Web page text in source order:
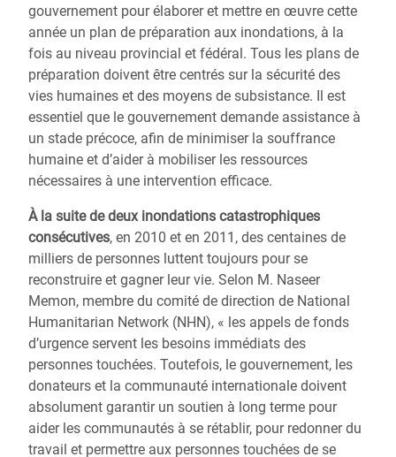
gouvernement pour élaborer et mettre en œuvre cette
année un plan de préparation aux inondations, à la
fois au niveau provincial et fédéral. Tous les plans de
préparation doivent être centrés sur la sécurité des
vies humaines et des moyens de subsistance. Il est
essentiel que le gouvernement demande assistance à
un stade précoce, afin de minimiser la souffrance
humaine et d’aider à mobiliser les ressources
nécessaires à une intervention efficace.
À la suite de deux inondations catastrophiques
consécutives, en 2010 et en 2011, des centaines de
milliers de personnes luttent toujours pour se
reconstruire et gagner leur vie. Selon M. Naseer
Memon, membre du comité de direction de National
Humanitarian Network (NHN), « les appels de fonds
d’urgence servent les besoins immédiats des
personnes touchées. Toutefois, le gouvernement, les
donateurs et la communauté internationale doivent
absolument garantir un soutien à long terme pour
aider les communautés à se rétablir, pour redonner du
travail et permettre aux personnes touchées de se